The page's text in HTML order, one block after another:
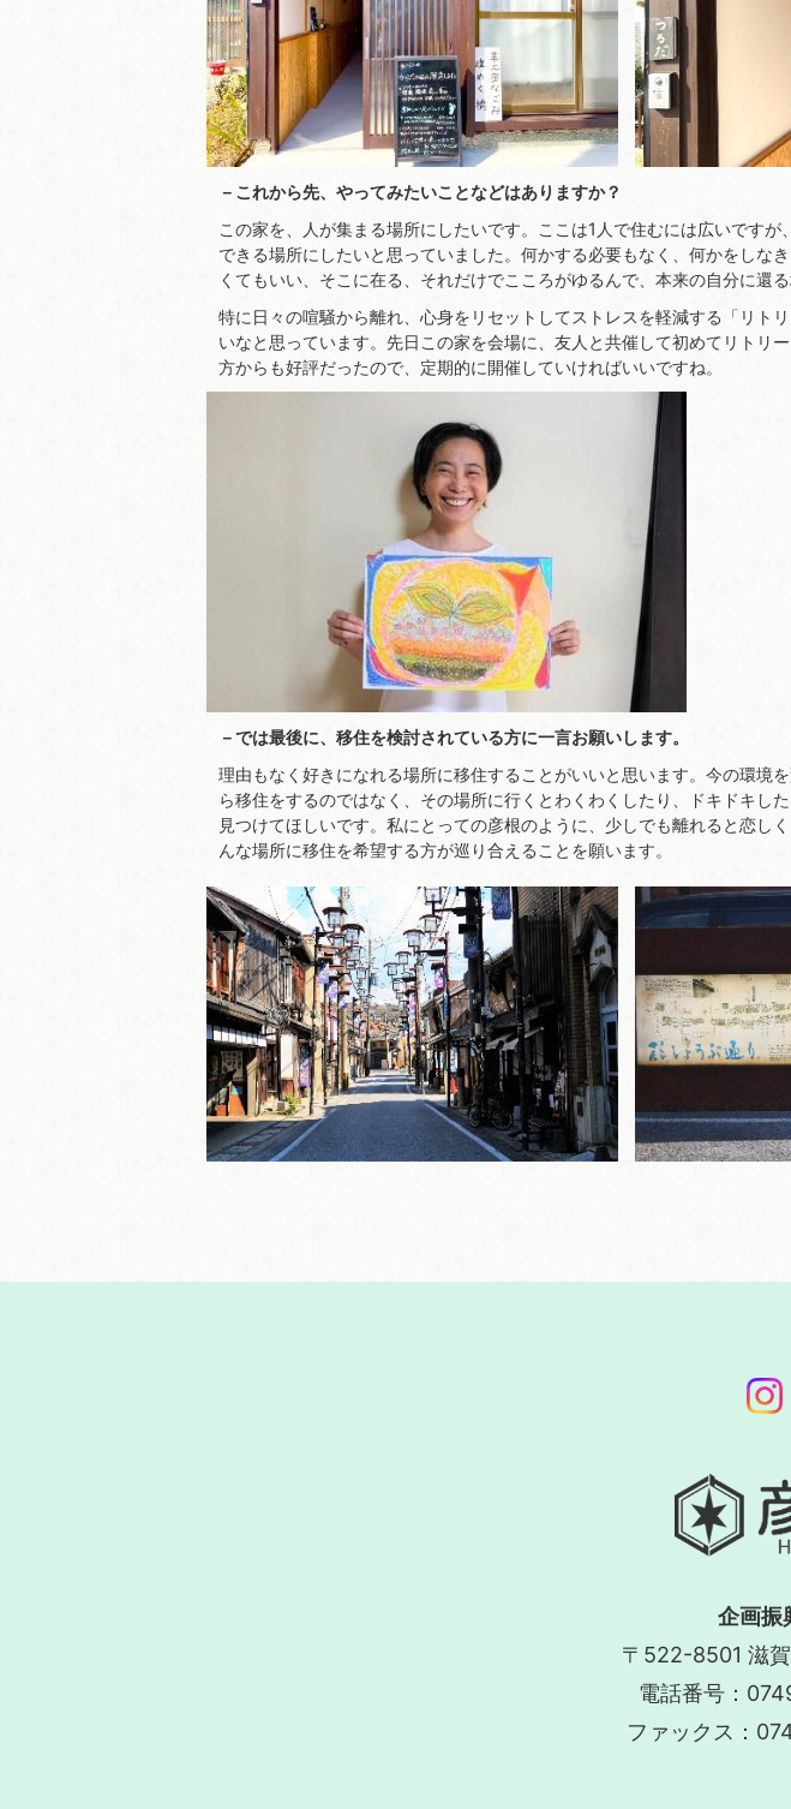
－これから先、やってみたいことなどはありますか？
この家を、人が集まる場所にしたいです。ここは1人で住むには広いです
できる場所にしたいと思っていました。何かする必要もなく、何かをしな
くてもいい、そこに在る、それだけでこころがゆるんで、本来の自分に還る
特に日々の喧騒から離れ、心身をリセットしてストレスを軽減する「リト
いなと思っています。先日この家を会場に、友人と共催して初めてリトリ
方からも好評だったので、定期的に開催していければいいですね。
－では最後に、移住を検討されている方に一言お願いします。
理由もなく好きになれる場所に移住することがいいと思います。今の環境
ら移住をするのではなく、その場所に行くとわくわくしたり、ドキドキし
見つけてほしいです。私にとっての彦根のように、少しでも離れると恋し
んな場所に移住を希望する方が巡り合えることを願います。
企画振
〒522-8501 滋
電話番号：
ファックス：